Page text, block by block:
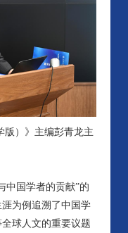
版）》主编彭青龙主
国学者的贡献”的
为例追溯了中国学
球人文的重要议题